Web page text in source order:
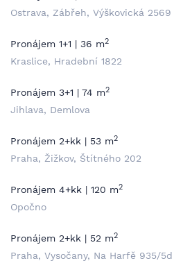
Ostrava, Zábřeh, Výškovická 2569
Pronájem 1+1 | 36 m2
Kraslice, Hradební 1822
Pronájem 3+1 | 74 m2
Jihlava, Demlova
Pronájem 2+kk | 53 m2
Praha, Žižkov, Štítného 202
Pronájem 4+kk | 120 m2
Opočno
Pronájem 2+kk | 52 m2
Praha, Vysočany, Na Harfě 935/5d